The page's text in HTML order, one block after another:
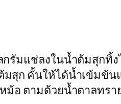
กรัมแช่ลงในน้ำต้มสุกทิ้
สุก คั้นให้ได้น้ำเข้มข้น
ม้อ ตามด้วยน้ำตาลทรา